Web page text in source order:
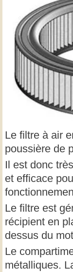
Le filtre à air
poussière de
Il est donc
et efficace
Le filtre est
récipient en
dessus du
Le
métalliques.